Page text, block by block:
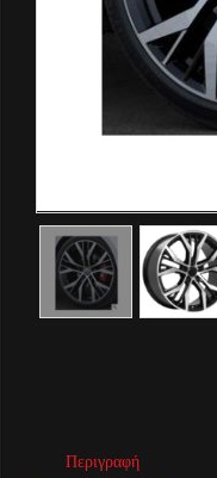
Περιγραφή